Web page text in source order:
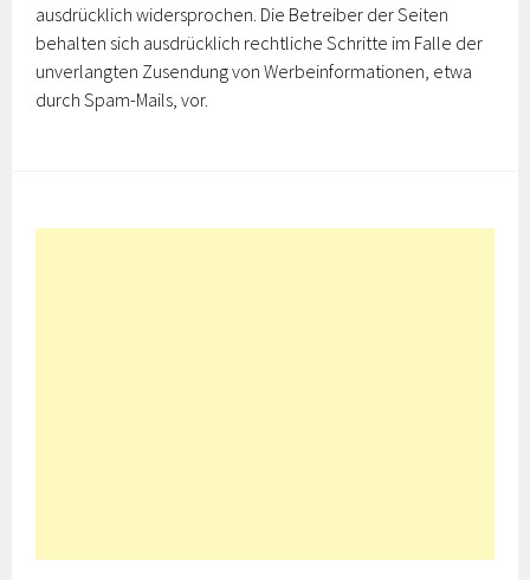
ausdrücklich widersprochen. Die Betreiber der Seiten
behalten sich ausdrücklich rechtliche Schritte im Falle der
unverlangten Zusendung von Werbeinformationen, etwa
durch Spam-Mails, vor.